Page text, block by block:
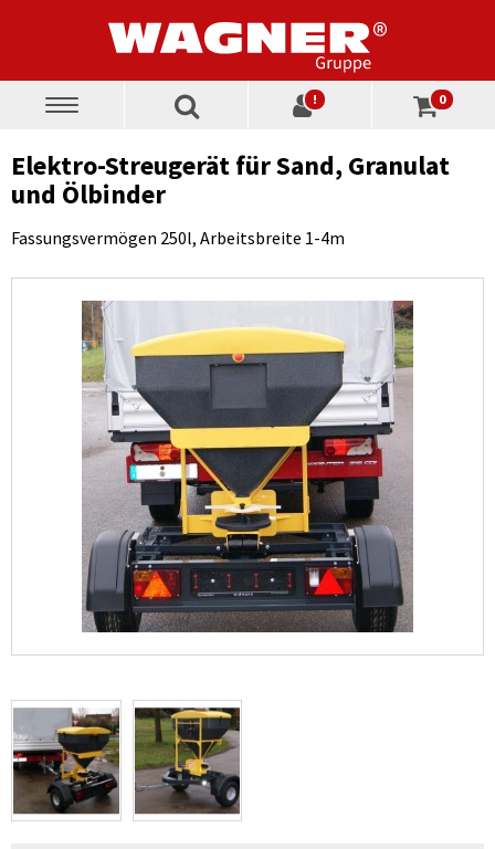
Toggle
! 0
Elektro-Streugerät für Sand, Granulat
und Ölbinder
Fassungsvermögen 250l, Arbeitsbreite 1-4m